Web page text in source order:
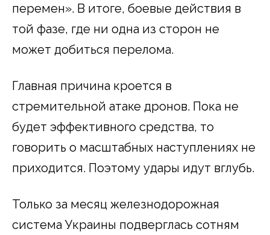
перемен». В итоге, боевые действия в
той фазе, где ни одна из сторон не
может добиться перелома.
Главная причина кроется в
стремительной атаке дронов. Пока не
будет эффективного средства, то
говорить о масштабных наступлениях не
приходится. Поэтому удары идут вглубь.
Только за месяц железнодорожная
система Украины подверглась сотням